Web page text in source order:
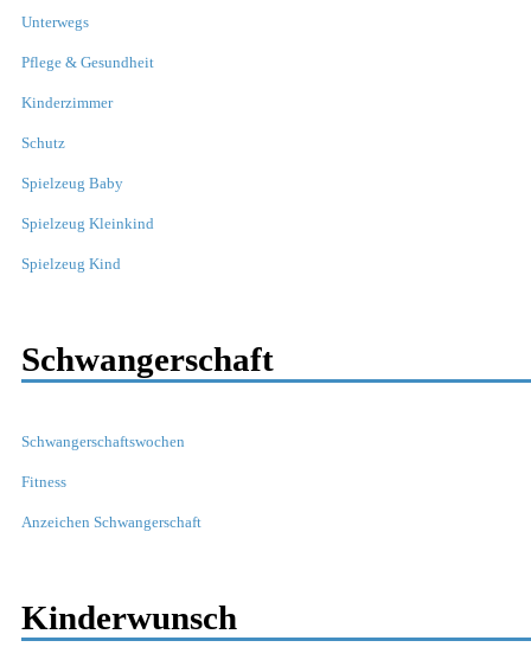
Unterwegs
Pflege & Gesundheit
Kinderzimmer
Schutz
Spielzeug Baby
Spielzeug Kleinkind
Spielzeug Kind
Schwangerschaft
Schwangerschaftswochen
Fitness
Anzeichen Schwangerschaft
Kinderwunsch